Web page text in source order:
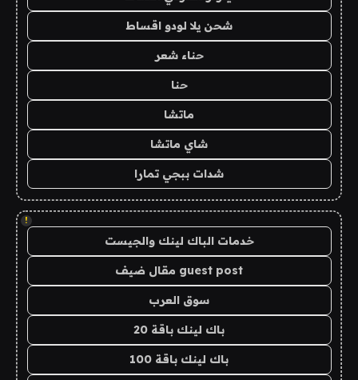
شحن يلا لودو اقساط
حناء شعر
حنا
ماتشا
شاي ماتشا
شدات ببجي تمارا
!
خدمات الباك لينك والجيست
guest post مقال ضيف
سوق العرب
باك لينك باقة 20
باك لينك باقة 100